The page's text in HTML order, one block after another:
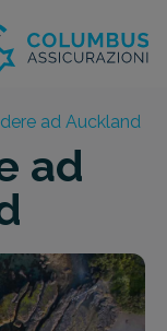
ad Auckland
ad